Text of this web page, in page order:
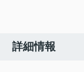
詳細情報